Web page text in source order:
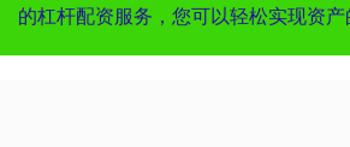
的杠杆配资服务，您可以轻松实现资产